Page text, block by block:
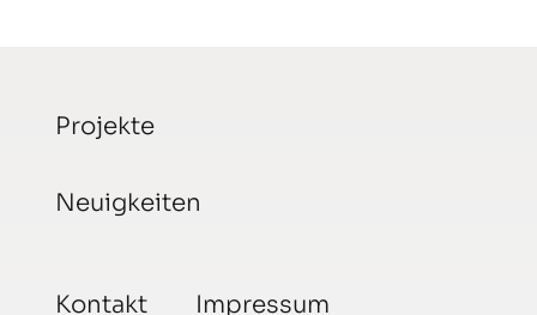
Projekte
Neuigkeiten
Kontakt Impressum